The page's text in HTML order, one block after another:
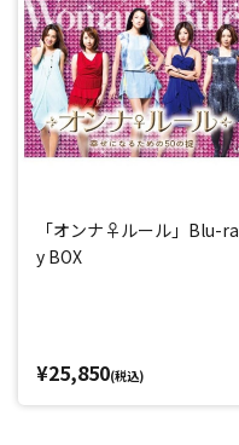
「オンナ♀ルール」Blu-ra
y BOX
¥25,850(税込)